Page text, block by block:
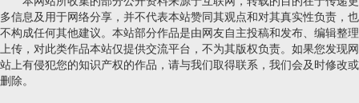
多信息及用于网络分享，并不代表本站赞同其观点和对其真实性负责，也
不构成任何其他建议。本站部分作品是由网友自主投稿和发布、编辑整理
上传，对此类作品本站仅提供交流平台，不为其版权负责。如果您发现网
站上有侵犯您的知识产权的作品，请与我们取得联系，我们会及时修改或
删除。